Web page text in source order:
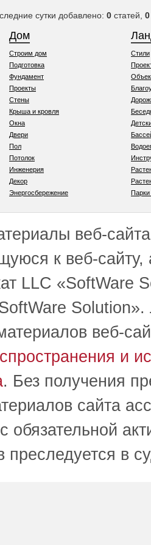
сутки добавлено: 0 статей, 0
Дом
Строим дом
Подготовка
Фундамент
Проекты
Стены
Крыша и кровля
Окна
Двери
Пол
Потолок
Инженерия
Декор
Энергосбережение
Стили
веб-
к веб-
LLC
Solution».
веб-
и
. Без получения
сайта
обязательной
преследуется в